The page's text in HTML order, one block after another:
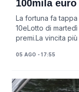
100mila
La fortuna fa
10eLotto di
premi.La vincita
05 AGO - 17:55